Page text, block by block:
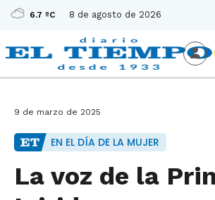
6.7 ºC 8 de agosto de 2026
9 de marzo de 2025
EN EL DÍA DE LA MUJER
La voz de la